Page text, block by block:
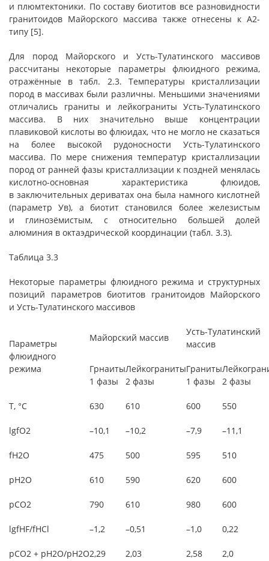
и плюмтектоники. По составу биотитов все разновидности
гранитоидов Майорского массива также отнесены к А2-
типу [5].
Для пород Майорского и Усть-Тулатинского массивов
рассчитаны некоторые параметры флюидного режима,
отражённые в табл. 2.3. Температуры кристаллизации
пород в массивах были различны. Меньшими значениями
отличались граниты и лейкограниты Усть-Тулатинского
массива. В них значительно выше концентрации
плавиковой кислоты во флюидах, что не могло не сказаться
на более высокой рудоносности Усть-Тулатинского
массива. По мере снижения температур кристаллизации
пород от ранней фазы кристаллизации к поздней менялась
кислотно-основная характеристика флюидов,
в заключительных дериватах она была намного кислотней
(параметр Ув), а биотит становился более железистым
и глинозёмистым, с относительно большей долей
алюминия в октаэдрической координации (табл. 3.3).
Таблица 3.3
Некоторые параметры флюидного режима и структурных
позиций параметров биотитов гранитоидов Майорского
и Усть-Тулатинского массивов
Параметры
флюидного
режима
Майорский массив
Усть-Тулатинский
массив
Грнаиты
1 фазы
Лейкограниты
2 фазы
Граниты
1 фазы
2 фазы
Т, °С 630 610 600 550
lgfO2 –10,1 –10,2 –7,9 –11,1
fH2O 475 500 595 510
pH2O 610 590 620 600
pCO2 790 610 980 600
lgfHF/fHCl –1,2 –0,51 –1,0 0,22
pCO2 + pH2O/pH2O2,29 2,03 2,58 2,0